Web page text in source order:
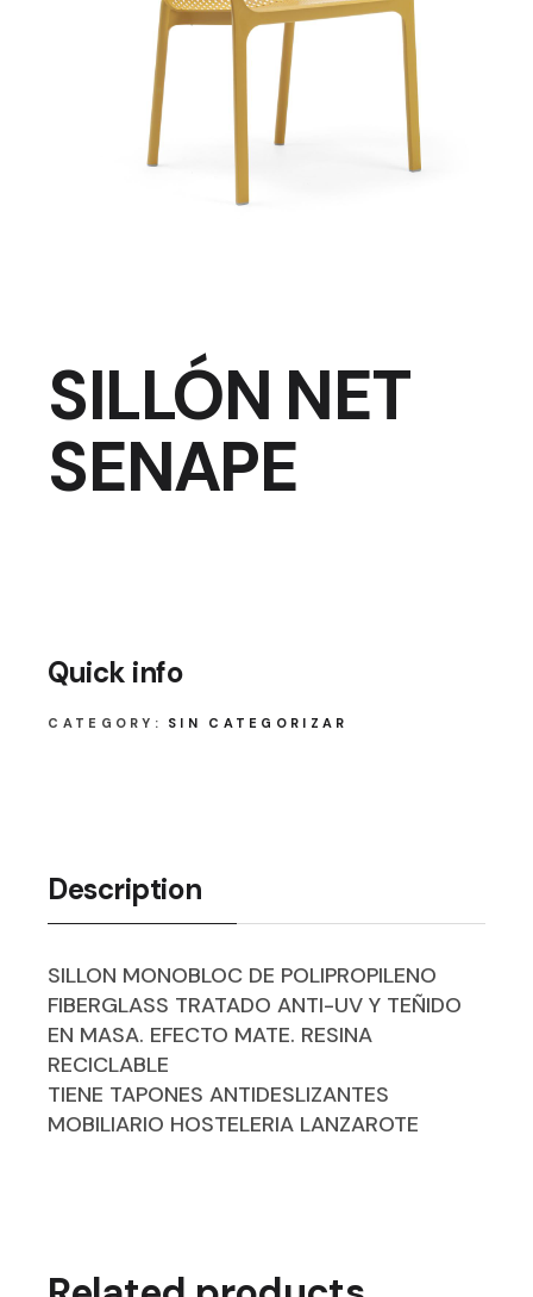
SILLÓN NET
SENAPE
Quick info
CATEGORY: SIN CATEGORIZAR
Description
SILLON MONOBLOC DE POLIPROPILENO
FIBERGLASS TRATADO ANTI-UV Y TEÑIDO
EN MASA. EFECTO MATE. RESINA
RECICLABLE
TIENE TAPONES ANTIDESLIZANTES
MOBILIARIO HOSTELERIA LANZAROTE